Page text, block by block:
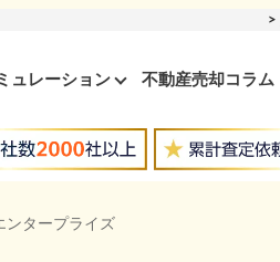
ュレーション 不動産売却コラム
ンタープライズ